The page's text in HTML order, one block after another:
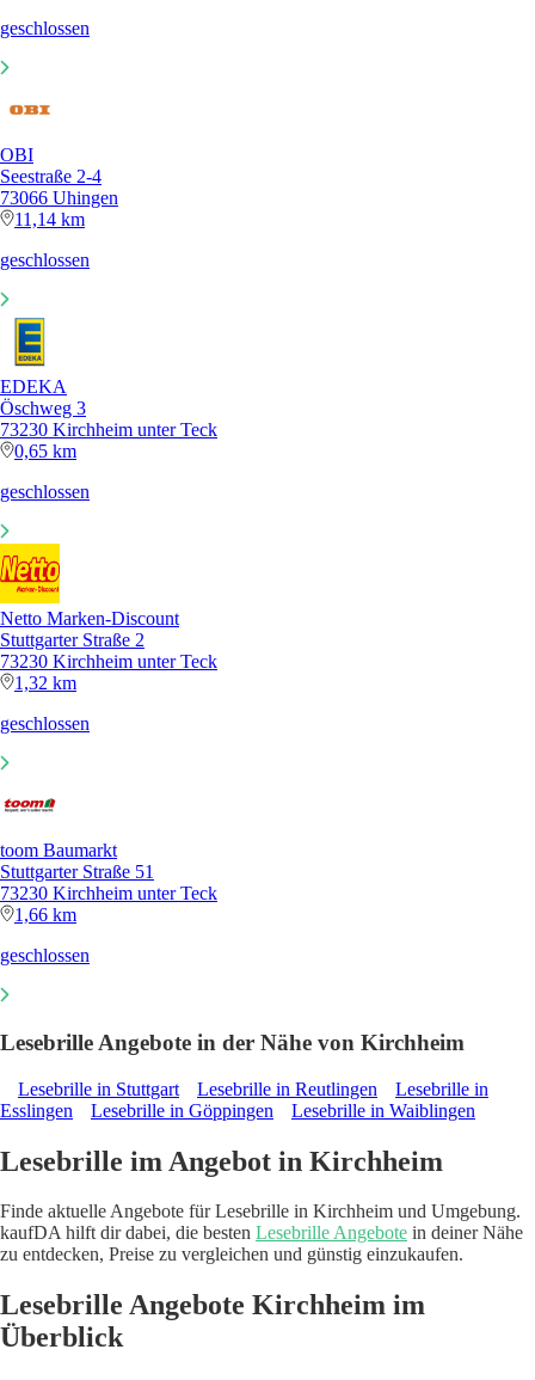
geschlossen
OBI
Seestraße 2-4
73066 Uhingen
11,14 km
geschlossen
EDEKA
Öschweg 3
73230 Kirchheim unter Teck
0,65 km
geschlossen
Netto Marken-Discount
Stuttgarter Straße 2
73230 Kirchheim unter Teck
1,32 km
geschlossen
toom Baumarkt
Stuttgarter Straße 51
73230 Kirchheim unter Teck
1,66 km
geschlossen
Lesebrille Angebote in der Nähe von Kirchheim
Lesebrille in Stuttgart Lesebrille in Reutlingen
Lesebrille in
Esslingen
Lesebrille in Göppingen Lesebrille in Waiblingen
Lesebrille im Angebot in Kirchheim
Finde aktuelle Angebote für Lesebrille in Kirchheim und Umgebung.
kaufDA hilft dir dabei, die besten Lesebrille Angebote in deiner Nähe
zu entdecken, Preise zu vergleichen und günstig einzukaufen.
Lesebrille Angebote Kirchheim im
Überblick